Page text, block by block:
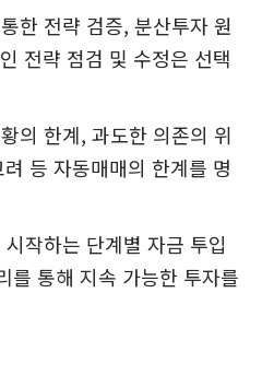
한 전략 검증, 분산투자 원
전략 점검 및 수정은 선택
의 한계, 과도한 의존의 위
등 자동매매의 한계를 명
작하는 단계별 자금 투입
를 통해 지속 가능한 투자를